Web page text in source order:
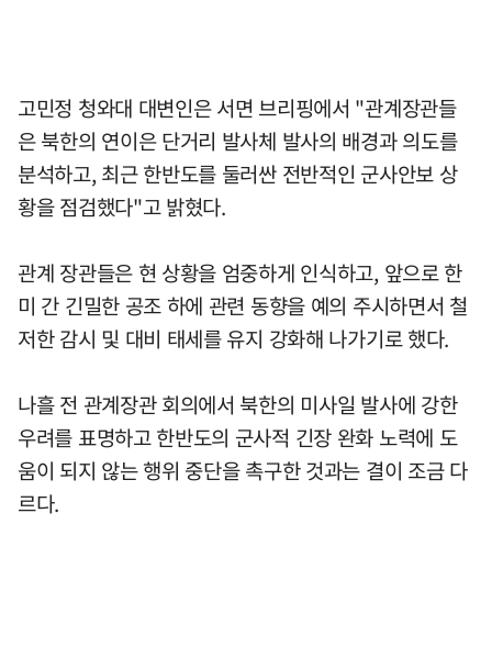
고민정 청와대 대변인은 서면 브리핑에서 "관계장관들
은 북한의 연이은 단거리 발사체 발사의 배경과 의도를
분석하고, 최근 한반도를 둘러싼 전반적인 군사안보 상
황을 점검했다"고 밝혔다.
관계 장관들은 현 상황을 엄중하게 인식하고, 앞으로 한
미 간 긴밀한 공조 하에 관련 동향을 예의 주시하면서 철
저한 감시 및 대비 태세를 유지 강화해 나가기로 했다.
나흘 전 관계장관 회의에서 북한의 미사일 발사에 강한
우려를 표명하고 한반도의 군사적 긴장 완화 노력에 도
움이 되지 않는 행위 중단을 촉구한 것과는 결이 조금 다
르다.